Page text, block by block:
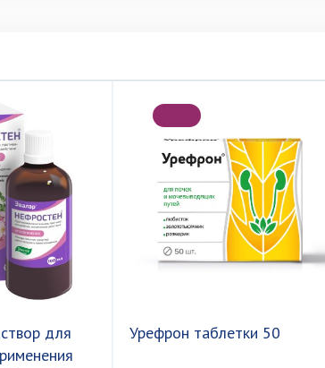
для
Урефрон таблетки 50